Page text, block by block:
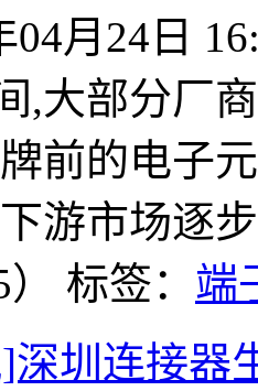
04月24日
,大部分厂
前的电子
游市场逐
标签： 端
深圳连接器